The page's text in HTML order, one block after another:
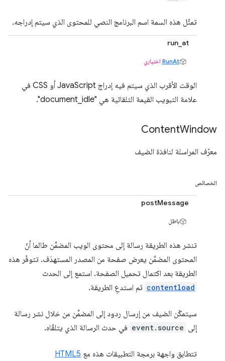
تمثّل هذه السمة اسم البرنامج النصي للمحتوى الذي سيتم إدراجه.
run_at
RunAt اختياري
الوقت الأقرب الذي سيتم فيه إدراج JavaScript أو CSS في
علامة التبويب القيمة التلقائية هي "document_idle".
ContentWindow
معرّف المراسلة لنافذة الضيف
الخصائص
postMessage
باطل
تنشر هذه الطريقة رسالة إلى محتوى الويب المضمَّن طالما أنّ
المحتوى المضمَّن يعرض صفحة من المصدر المستهدَف. تتوفّر هذه
الطريقة بعد اكتمال تحميل الصفحة. استمع إلى الحدث
contentload ثم استدعِ الطريقة.
سيتمكّن الضيف من إرسال ردود إلى المضمِّن من خلال نشر رسالة
إلى event.source في حدث الرسالة الذي يتلقّاه.
تتطابق واجهة برمجة التطبيقات هذه مع HTML5